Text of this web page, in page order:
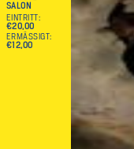
SALON
EINTRITT
€20,00
ERMÄSSIGT
€12,00